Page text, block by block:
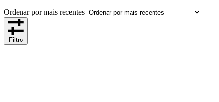
Ordenar por mais recentes
Filtro